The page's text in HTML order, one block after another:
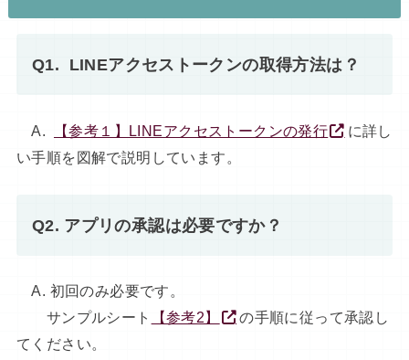
Q1. LINEアクセストークンの取得方法は？
A. 【参考１】LINEアクセストークンの発行
に詳し
い手順を図解で説明しています。
Q2. アプリの承認は必要ですか？
A. 初回のみ必要です。
サンプルシート
【参考2】
の手順に従って承認し
てください。